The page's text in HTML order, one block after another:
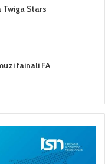
Stars
fainali FA